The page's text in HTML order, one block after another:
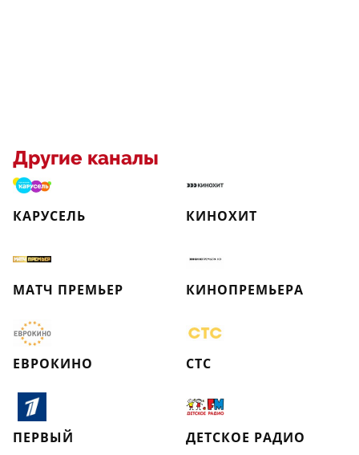
Другие каналы
КАРУСЕЛЬ КИНОХИТ
МАТЧ ПРЕМЬЕР КИНОПРЕМЬЕРА
ЕВРОКИНО СТС
ПЕРВЫЙ ДЕТСКОЕ РАДИО